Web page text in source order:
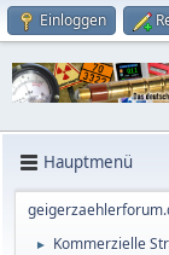
Einloggen
Hauptmenü
► Kommerzielle